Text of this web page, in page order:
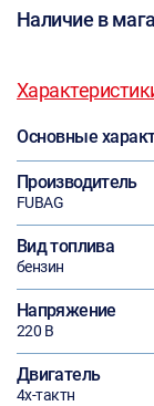
Наличие в
Основные
Производитель
FUBAG
Вид топлива
бензин
Напряжение
220 В
Двигатель
4х-тактн